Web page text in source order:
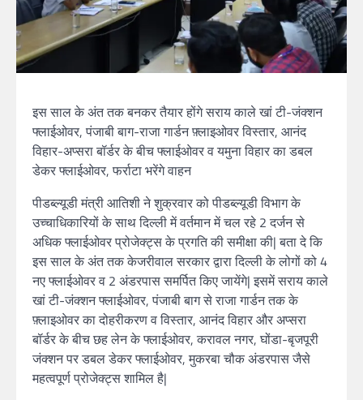
इस साल के अंत तक बनकर तैयार होंगे सराय काले खां टी-जंक्शन
फ्लाईओवर, पंजाबी बाग-राजा गार्डन फ़्लाइओवर विस्तार, आनंद
विहार-अप्सरा बॉर्डर के बीच फ्लाईओवर व यमुना विहार का डबल
डेकर फ्लाईओवर, फर्राटा भरेंगे वाहन
पीडब्ल्यूडी मंत्री आतिशी ने शुक्रवार को पीडब्ल्यूडी विभाग के
उच्चाधिकारियों के साथ दिल्ली में वर्तमान में चल रहे 2 दर्जन से
अधिक फ्लाईओवर प्रोजेक्ट्स के प्रगति की समीक्षा की| बता दे कि
इस साल के अंत तक केजरीवाल सरकार द्वारा दिल्ली के लोगों को 4
नए फ्लाईओवर व 2 अंडरपास समर्पित किए जायेंगे| इसमें सराय काले
खां टी-जंक्शन फ्लाईओवर, पंजाबी बाग से राजा गार्डन तक के
फ़्लाइओवर का दोहरीकरण व विस्तार, आनंद विहार और अप्सरा
बॉर्डर के बीच छह लेन के फ्लाईओवर, करावल नगर, घोंडा-बृजपूरी
जंक्शन पर डबल डेकर फ्लाईओवर, मुकरबा चौक अंडरपास जैसे
महत्वपूर्ण प्रोजेक्ट्स शामिल है|